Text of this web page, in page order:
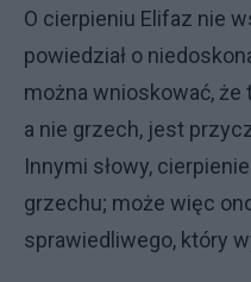
O cierpieniu Elifaz nie
powiedział o
można wniosko­wać, że
a nie grzech, jest
Innymi słowy,
grzechu; może więc
sprawiedliwe­go, który